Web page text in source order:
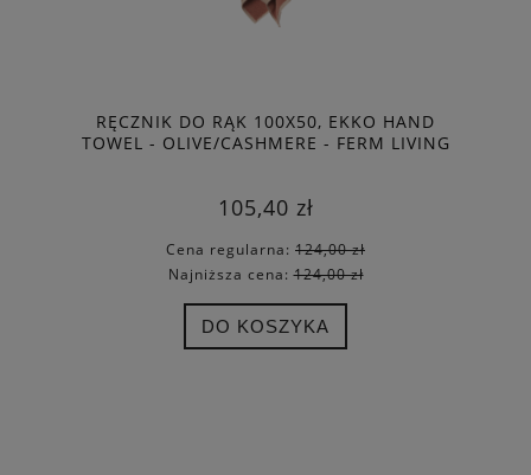
RĘCZNIK DO RĄK 100X50, EKKO HAND
TOWEL - OLIVE/CASHMERE - FERM LIVING
105,40 zł
Cena regularna: 124,00 zł
Najniższa cena:124,00 zł
DO KOSZYKA